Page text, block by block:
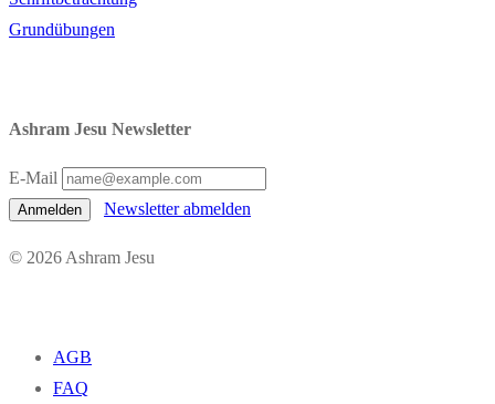
Grundübungen
Ashram Jesu Newsletter
E-Mail
Anmelden Newsletter abmelden
© 2026 Ashram Jesu
AGB
FAQ